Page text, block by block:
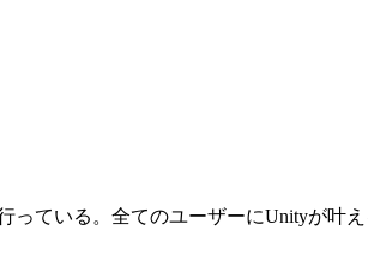
ている。全てのユーザーにUnityが叶